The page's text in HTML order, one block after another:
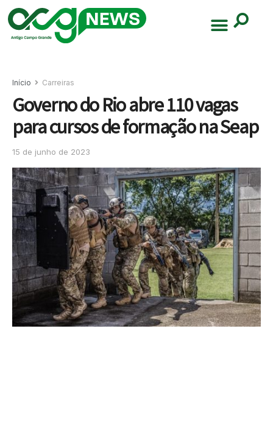
Início Carreiras
Governo do Rio abre 110 vagas
para cursos de formação na Seap
15 de junho de 2023